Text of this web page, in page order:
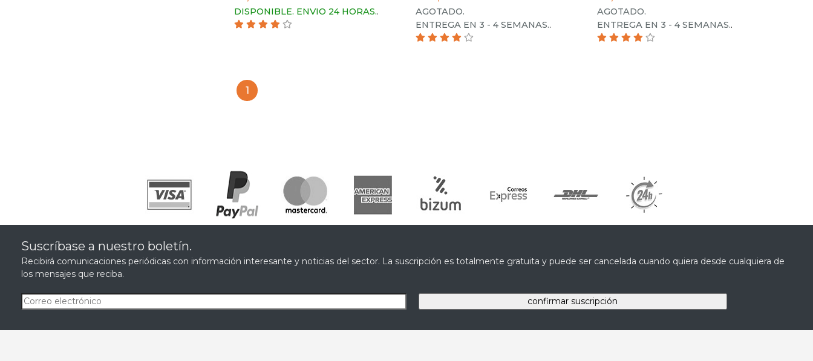
DISPONIBLE. ENVIO 24 HORAS..
AGOTADO.
ENTREGA EN 3 - 4 SEMANAS..
AGOTADO.
ENTREGA EN 3 - 4 SEMANAS..
1
Suscríbase a nuestro boletín.
Recibirá comunicaciones periódicas con información interesante y noticias del sector. La suscripción es totalmente gratuita y puede ser cancelada cuando quiera desde cualquiera de
los mensajes que reciba.